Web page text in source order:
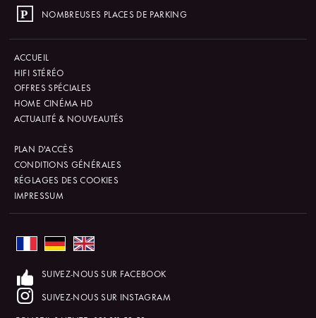
NOMBREUSES PLACES DE PARKING
ACCUEIL
HIFI STÉRÉO
OFFRES SPÉCIALES
HOME CINÉMA HD
ACTUALITÉ & NOUVEAUTÉS
PLAN D'ACCÈS
CONDITIONS GÉNÉRALES
RÉGLAGES DES COOKIES
IMPRESSUM
SUIVEZ-NOUS SUR FACEBOOK
SUIVEZ-NOUS SUR INSTAGRAM